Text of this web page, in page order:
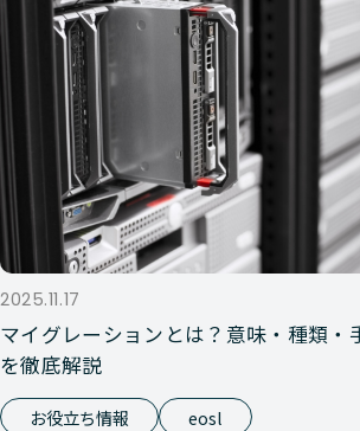
2025.11.17
マイグレーションとは？意味・種類・
を徹底解説
お役立ち情報 eosl